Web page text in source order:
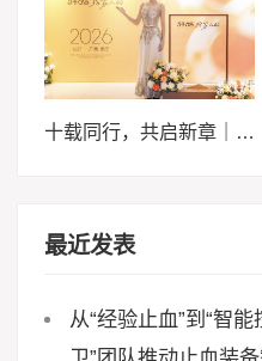
最近发表
从“经验止血”到“智